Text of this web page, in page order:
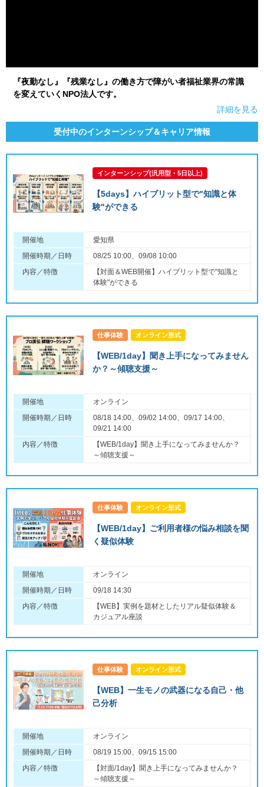
『夜勤なし』『残業なし』の働き方で障がい者福祉業界の常識
を変えていくNPO法人です。
詳細を見る
受付中のインターンシップ＆キャリア情報
インターンシップ(汎用型・5日以上)
【5days】ハイブリット型で"知識と体
験"ができる
開催地
愛知県
開催時期／日時
08/25 10:00、09/08 10:00
内容／特徴
【対面＆WEB開催】ハイブリット型で"知識と
体験"ができる
仕事体験 オンライン形式
【WEB/1day】聞き上手になってみません
か？～傾聴支援～
開催地
オンライン
開催時期／日時
08/18 14:00、09/02 14:00、09/17 14:00、
09/21 14:00
内容／特徴
【WEB/1day】聞き上手になってみませんか？
～傾聴支援～
仕事体験 オンライン形式
【WEB/1day】ご利用者様の悩み相談を聞
く疑似体験
開催地
オンライン
開催時期／日時
09/18 14:30
内容／特徴
【WEB】実例を題材としたリアル疑似体験＆
カジュアル座談
仕事体験 オンライン形式
【WEB】一生モノの武器になる自己・他
己分析
開催地
オンライン
開催時期／日時
08/19 15:00、09/15 15:00
内容／特徴
【対面/1day】聞き上手になってみませんか？
～傾聴支援～